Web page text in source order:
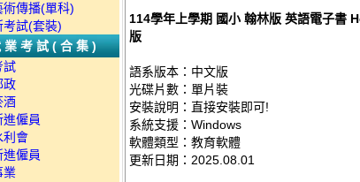
術傳播(單科)
考試(套裝)
業考試(合集)
試
政
酒
進僱員
利會
進僱員
業
114學年上學期 國小 翰林版 英語電子書
版
語系版本：中文版
光碟片數：單片裝
安裝說明：直接安裝即可!
系統支援：Windows
軟體類型：教育軟體
更新日期：2025.08.01